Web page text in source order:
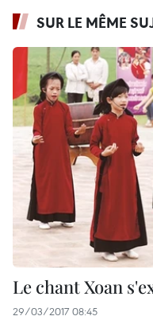
SUR LE MÊME
Le chant Xoan
29/03/2017 08:45